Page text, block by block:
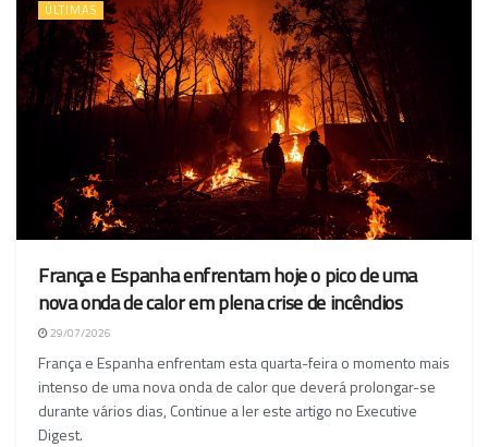
ÚLTIMAS
França e Espanha enfrentam hoje o pico de uma
nova onda de calor em plena crise de incêndios
29/07/2026
França e Espanha enfrentam esta quarta-feira o momento mais
intenso de uma nova onda de calor que deverá prolongar-se
durante vários dias, Continue a ler este artigo no Executive
Digest.